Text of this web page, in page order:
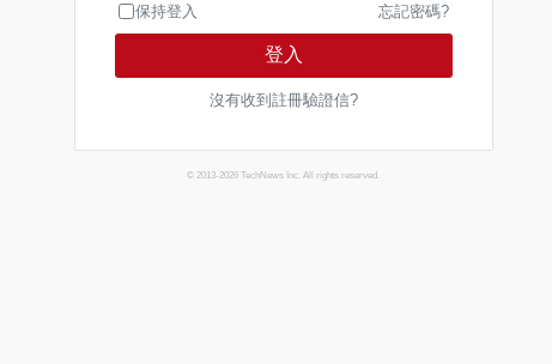
保持登入 忘記密碼?
登入
沒有收到註冊驗證信?
© 2013-2026 TechNews Inc. All rights reserved.